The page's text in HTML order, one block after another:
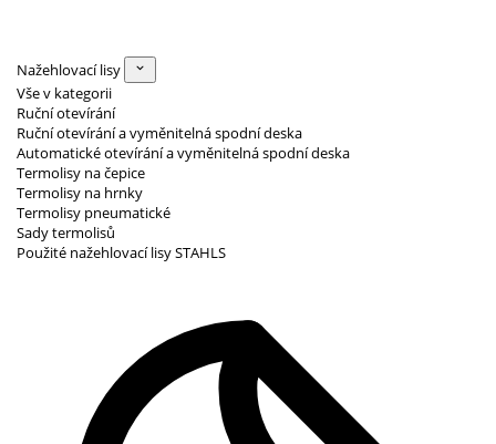
Nažehlovací lisy
Vše v kategorii
Ruční otevírání
Ruční otevírání a vyměnitelná spodní deska
Automatické otevírání a vyměnitelná spodní deska
Termolisy na čepice
Termolisy na hrnky
Termolisy pneumatické
Sady termolisů
Použité nažehlovací lisy STAHLS